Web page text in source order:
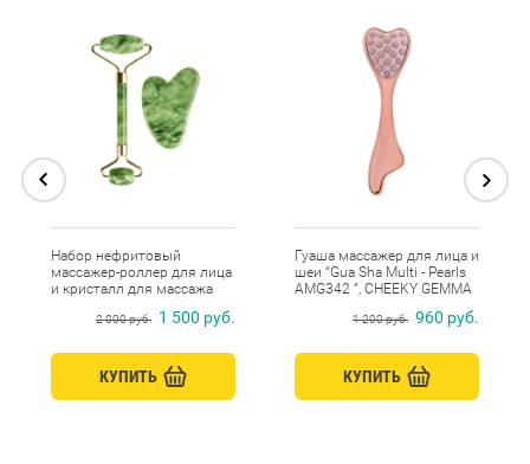
Набор нефритовый
массажер-роллер для лица
и кристалл для массажа
2 000 руб. 1 500 руб.
КУПИТЬ
Гуаша массажер для лица и
шеи “Gua Sha Multi - Pearls
AMG342 ”, CHEEKY GEMMA
1 200 руб. 960 руб.
КУПИТЬ